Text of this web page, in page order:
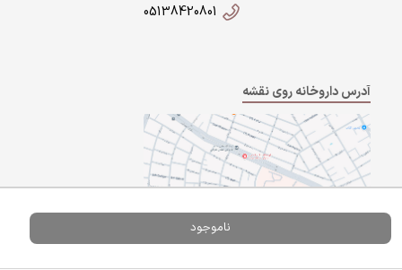
ناموجود
05138420801
آدرس داروخانه روی نقشه
A Pluss
Powered By